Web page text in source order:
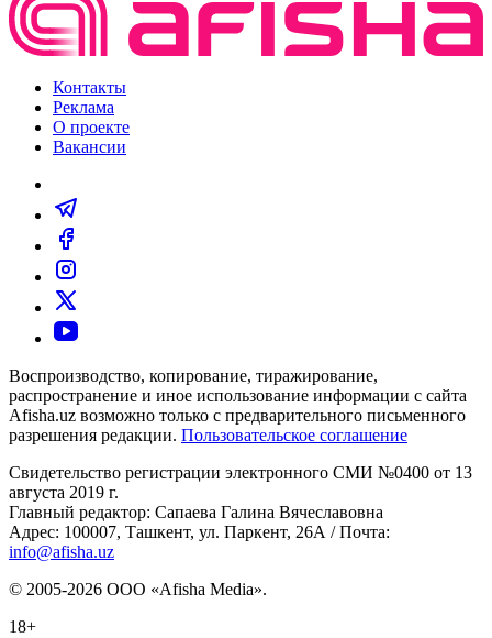
Контакты
Реклама
О проекте
Вакансии
Воспроизводство, копирование, тиражирование,
распространение и иное использование информации с сайта
Afisha.uz возможно только с предварительного письменного
разрешения редакции. Пользовательское соглашение
Свидетельство регистрации электронного СМИ №0400 от 13
августа 2019 г.
Главный редактор: Сапаева Галина Вячеславовна
Адрес: 100007, Ташкент, ул. Паркент, 26А / Почта:
info@afisha.uz
© 2005-2026 ООО «Afisha Media».
18+